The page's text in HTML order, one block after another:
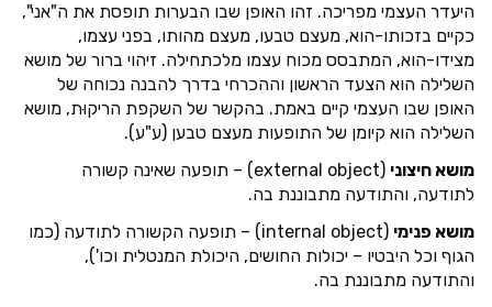
היעדר העצמי מפריכה. זהו האופן שבו הבערות תופסת את ה"אני",
כקיים בזכותו-הוא, מעצם טבעו, מעצם מהותו, בפני עצמו,
מצידו-הוא, המתבסס מכוח עצמו מלכתחילה. זיהוי ברור של מושא
השלילה הוא הצעד הראשון וההכרחי בדרך להבנה נכוחה של
האופן שבו העצמי קיים באמת. בהקשר של השקפת הריקוּת, מושא
השלילה הוא קיומן של התופעות מעצם טבען (ע"ע).
מושא חיצוני
(external object) – תופעה שאינה קשורה
לתודעה, והתודעה מתבוננת בה.
מושא פנימי
(internal object) – תופעה הקשורה לתודעה (כמו
הגוף וכל היבטיו – יכולות החושים, היכולת המנטלית וכו'),
והתודעה מתבוננת בה.